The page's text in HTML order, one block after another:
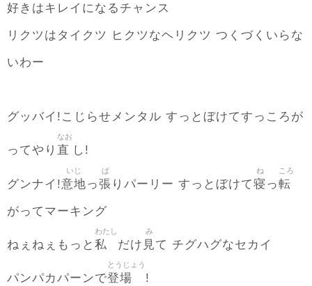
好きはキレイになるチャンス
リクツはタイクツ ヒクツなヘリクツ つくづくいらな
いわー
グッバイ!こじらせメンタル すっとぼけてすっころが
ってやり 直
なお
し!
グンナイ!意地
いじ
っ張
ぱ
りパーリー すっとぼけて寝
ね
っ転
ころ
がってマーキング
ねぇねぇもっと 私
わたし
だけ 見
み
て チグハグなセカイ
パンパカパーンで登場
とうじょう
!